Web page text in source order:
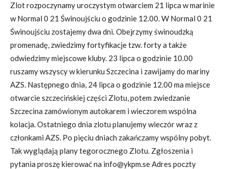
Zlot rozpoczynamy uroczystym otwarciem 21 lipca w marinie
w Normal 0 21 Świnoujściu o godzinie 12.00. W Normal 0 21
Świnoujściu zostajemy dwa dni. Obejrzymy świnoudzką
promenadę, zwiedzimy fortyfikacje tzw. forty a także
odwiedzimy miejscowe kluby. 23 lipca o godzinie 10.00
ruszamy wszyscy w kierunku Szczecina i zawijamy do mariny
AZS. Następnego dnia, 24 lipca o godzinie 12.00 ma miejsce
otwarcie szczecińskiej części Zlotu, potem zwiedzanie
Szczecina zamówionym autokarem i wieczorem wspólna
kolacja. Ostatniego dnia zlotu planujemy wieczór wraz z
członkami AZS. Po pięciu dniach zakańczamy wspólny pobyt.
Tak wyglądają plany tegorocznego Zlotu. Zgłoszenia i
pytania proszę kierować na info@ykpm.se Adres poczty